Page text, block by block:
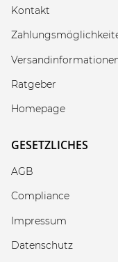
Kontakt
Ratgeber
Homepage
GESETZLICHES
AGB
Compliance
Impressum
Datenschutz